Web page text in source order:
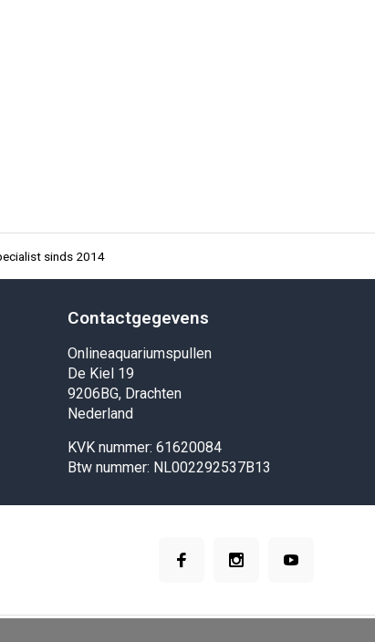
sinds 2014
Contactgegevens
Onlineaquariumspullen
De Kiel 19
9206BG, Drachten
Nederland
KVK nummer: 61620084
Btw nummer: NL002292537B13